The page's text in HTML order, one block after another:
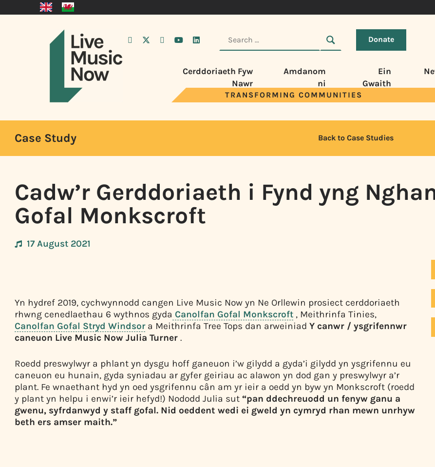
Donate
Cerddoriaeth Fyw
Nawr
Amdanom
ni
Ein
Gwaith
TRANSFORMING COMMUNITIES
Case Study Back to Case Studies
Cadw’r Gerddoriaeth i Fynd yng
Gofal Monkscroft
17 August 2021
Yn hydref 2019, cychwynnodd cangen Live Music Now yn Ne Orllewin prosiect cerddoriaeth
rhwng cenedlaethau 6 wythnos gyda Canolfan Gofal Monkscroft , Meithrinfa Tinies,
Canolfan Gofal Stryd Windsora Meithrinfa Tree Tops dan arweiniad Y canwr / ysgrifennwr
caneuon Live Music Now Julia Turner .
Roedd preswylwyr a phlant yn dysgu hoff ganeuon i’w gilydd a gyda’i gilydd yn ysgrifennu eu
caneuon eu hunain, gyda syniadau ar gyfer geiriau ac alawon yn dod gan y preswylwyr a’r
plant. Fe wnaethant hyd yn oed ysgrifennu cân am yr ieir a oedd yn byw yn Monkscroft (roedd
y plant yn helpu i enwi’r ieir hefyd!) Nododd Julia sut “pan ddechreuodd un fenyw ganu a
gwenu, syfrdanwyd y staff gofal. Nid oeddent wedi ei gweld yn cymryd rhan mewn unrhyw
beth ers amser maith.”